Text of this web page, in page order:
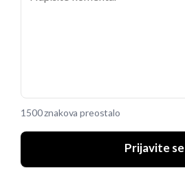
1500 znakova preostalo
Prijavite se